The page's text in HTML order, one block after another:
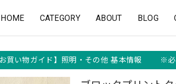
HOME CATEGORY ABOUT BLOG
買い物ガイド】照明・その他 基本情報 ※必